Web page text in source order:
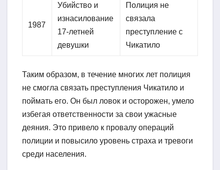
1987
Убийство и
изнасилование
17-летней
девушки
Полиция не
связала
преступление с
Чикатило
Таким образом, в течение многих лет полиция
не смогла связать преступления Чикатило и
поймать его. Он был ловок и осторожен, умело
избегая ответственности за свои ужасные
деяния. Это привело к провалу операций
полиции и повысило уровень страха и тревоги
среди населения.